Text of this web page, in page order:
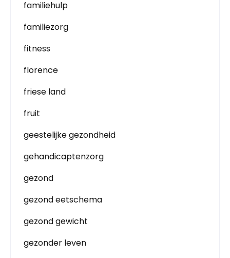
familiehulp
familiezorg
fitness
florence
friese land
fruit
geestelijke gezondheid
gehandicaptenzorg
gezond
gezond eetschema
gezond gewicht
gezonder leven